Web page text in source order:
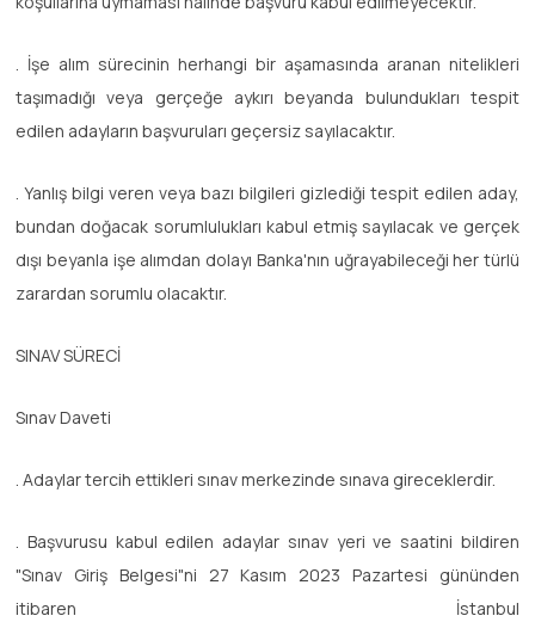
. İşe alım sürecinin herhangi bir aşamasında aranan nitelikleri
taşımadığı veya gerçeğe aykırı beyanda bulundukları tespit
edilen adayların başvuruları geçersiz sayılacaktır.
. Yanlış bilgi veren veya bazı bilgileri gizlediği tespit edilen aday,
bundan doğacak sorumlulukları kabul etmiş sayılacak ve gerçek
dışı beyanla işe alımdan dolayı Banka'nın uğrayabileceği her türlü
zarardan sorumlu olacaktır.
SINAV SÜRECİ
Sınav Daveti
. Adaylar tercih ettikleri sınav merkezinde sınava gireceklerdir.
. Başvurusu kabul edilen adaylar sınav yeri ve saatini bildiren
"Sınav Giriş Belgesi"ni 27 Kasım 2023 Pazartesi gününden
itibaren İstanbul